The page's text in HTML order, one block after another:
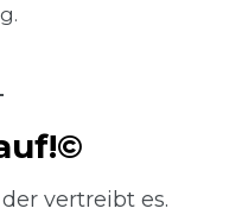
vertreibt es.